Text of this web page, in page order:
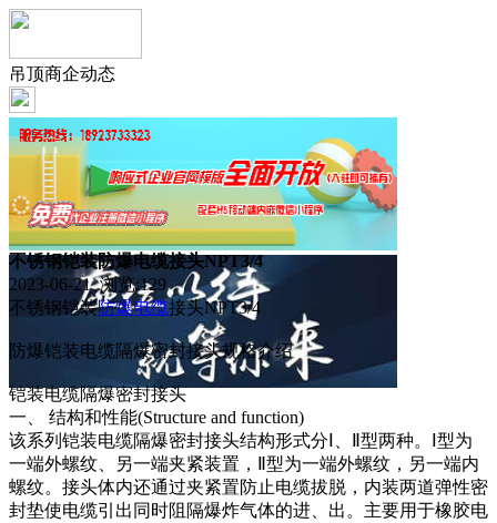
吊顶商企动态
不锈钢铠装防爆电缆接头NPT3/4
2023-06-21 浏览:129
不锈钢铠装防爆电缆接头NPT3/4
防爆铠装电缆隔爆密封接头规格介绍
铠装电缆隔爆密封接头
一、 结构和性能(Structure and function)
该系列铠装电缆隔爆密封接头结构形式分Ⅰ、Ⅱ型两种。Ⅰ型为
一端外螺纹、另一端夹紧装置，Ⅱ型为一端外螺纹，另一端内
螺纹。接头体内还通过夹紧置防止电缆拔脱，内装两道弹性密
封垫使电缆引出同时阻隔爆炸气体的进、出。主要用于橡胶电